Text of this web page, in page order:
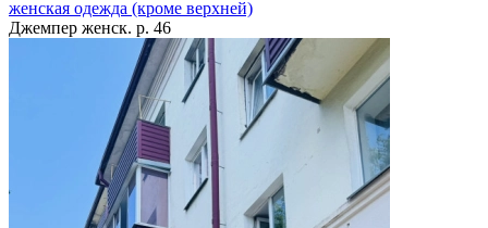
женская одежда (кроме верхней)
Джемпер женск. р. 46